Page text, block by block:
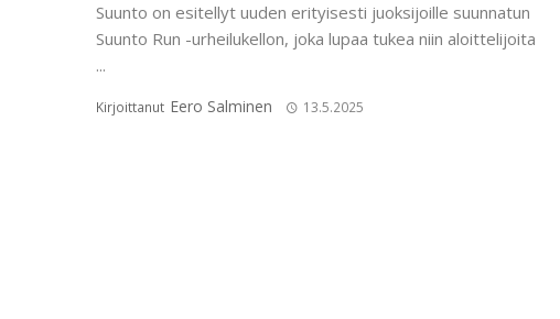
Suunto on esitellyt uuden erityisesti juoksijoille suunnatun
Suunto Run -urheilukellon, joka lupaa tukea niin aloittelijoita
...
Kirjoittanut Eero Salminen 13.5.2025